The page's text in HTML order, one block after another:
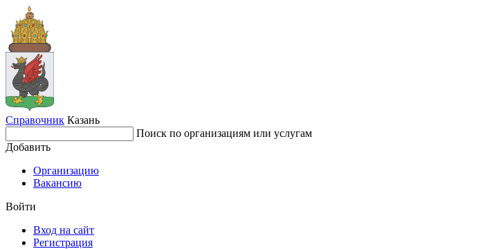
Справочник Казань
Поиск по организациям или услугам
Добавить
Организацию
Вакансию
Войти
Вход на сайт
Регистрация